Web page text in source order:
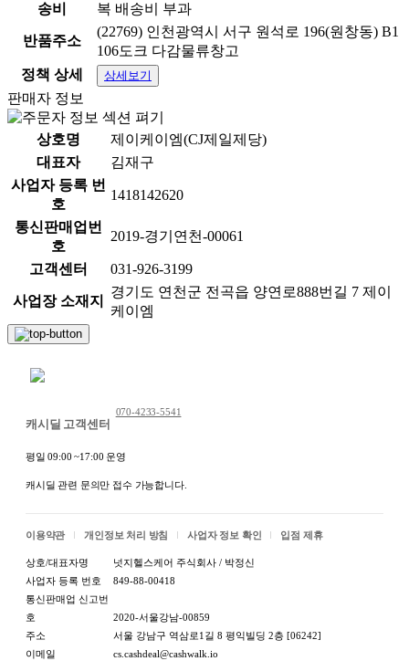
송비
복 배송비 부과
반품주소
(22769) 인천광역시 서구 원석로 196(원창동) B1
106도크 다감물류창고
정책 상세
상세보기
판매자 정보
상호명
제이케이엠(CJ제일제당)
대표자
김재구
사업자 등록 번
호
1418142620
통신판매업번
호
2019-경기연천-00061
고객센터 031-926-3199
사업장 소재지
경기도 연천군 전곡읍 양연로888번길 7 제이
케이엠
캐시딜 고객센터
070-4233-5541
평일 09:00 ~17:00 운영
캐시딜 관련 문의만 접수 가능합니다.
이용약관 개인정보 처리 방침 사업자 정보 확인 입점 제휴
상호/대표자명
넛지헬스케어 주식회사 / 박정신
사업자 등록 번호
849-88-00418
통신판매업 신고번
호
2020-서울강남-00859
주소
서울 강남구 역삼로1길 8 평익빌딩 2층 [06242]
이메일
cs.cashdeal@cashwalk.io